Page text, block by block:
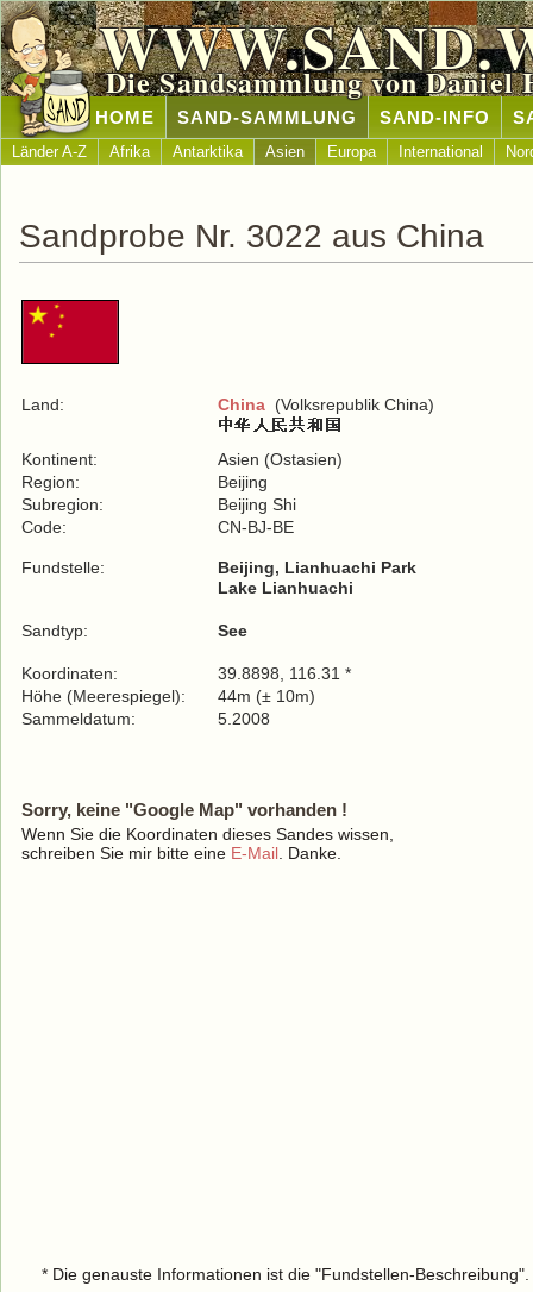
Die Sandsammlung von Daniel
HOME SAND-SAMMLUNG SAND-INFO
Länder A-Z Afrika Antarktika Asien Europa International
Sandprobe Nr. 3022 aus China
Land: China (Volksrepublik China)
Kontinent:
Asien (Ostasien)
Region:
Beijing
Subregion:
Beijing Shi
Code:
CN-BJ-BE
Fundstelle:
Beijing, Lianhuachi Park
Lake Lianhuachi
Sandtyp: See
Koordinaten:
39.8898, 116.31 *
Höhe (Meerespiegel):
44m (± 10m)
Sammeldatum:
5.2008
Sorry, keine "Google Map" vorhanden !
Wenn Sie die Koordinaten dieses Sandes wissen,
schreiben Sie mir bitte eine E-Mail . Danke.
* Die genauste Informationen ist die "Fundstellen-